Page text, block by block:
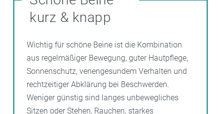
kurz & knapp
Wichtig für schöne Beine ist die Kombination
aus regelmäßiger Bewegung, guter Hautpflege,
Sonnenschutz, venengesundem Verhalten und
rechtzeitiger Abklärung bei Beschwerden.
Weniger günstig sind langes unbewegliches
Sitzen oder Stehen, Rauchen, starkes